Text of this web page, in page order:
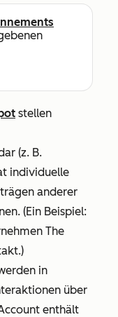
stellen
(z. B.
individuelle
anderer
(Ein Beispiel:
The
in
über
enthält